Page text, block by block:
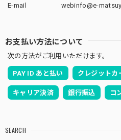
2025/04/06
雛人形に続いて五月人形をお願
いつも当店をご利用
E-mail
webinfo@e-
お支払い方法について
次の方法がご利用いただけます。
PAY ID あと払い クレジットカ
キャリア決済 銀行振込 コ
SEARCH